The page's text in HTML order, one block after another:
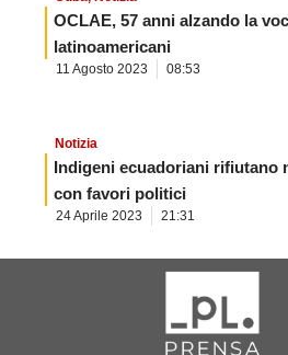
OCLAE, 57 anni alzando la
latinoamericani
11 Agosto 2023 08:53
Notizia
Indigeni ecuadoriani rifiutano
con favori politici
24 Aprile 2023 21:31